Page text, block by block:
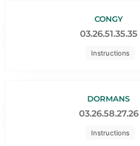
Instructions
CONGY
03.26.51.35.35
Instructions
DORMANS
03.26.58.27.26